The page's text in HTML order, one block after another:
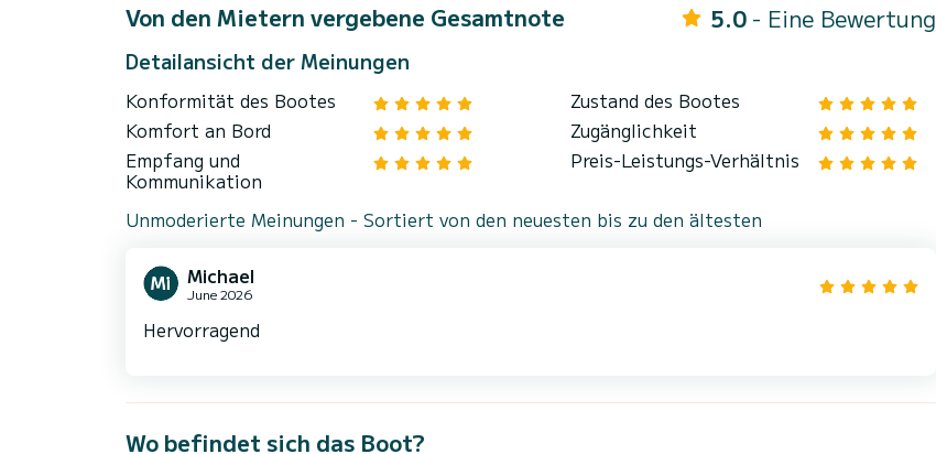
Von den Mietern vergebene Gesamtnote 5.0 - Eine Bewertung
Detailansicht der Meinungen
Konformität des Bootes
Zustand des Bootes
Komfort an Bord
Zugänglichkeit
Empfang und
Kommunikation
Preis-Leistungs-Verhältnis
Unmoderierte Meinungen - Sortiert von den neuesten bis zu den ältesten
Michael
June 2026
Hervorragend
Wo befindet sich das Boot?